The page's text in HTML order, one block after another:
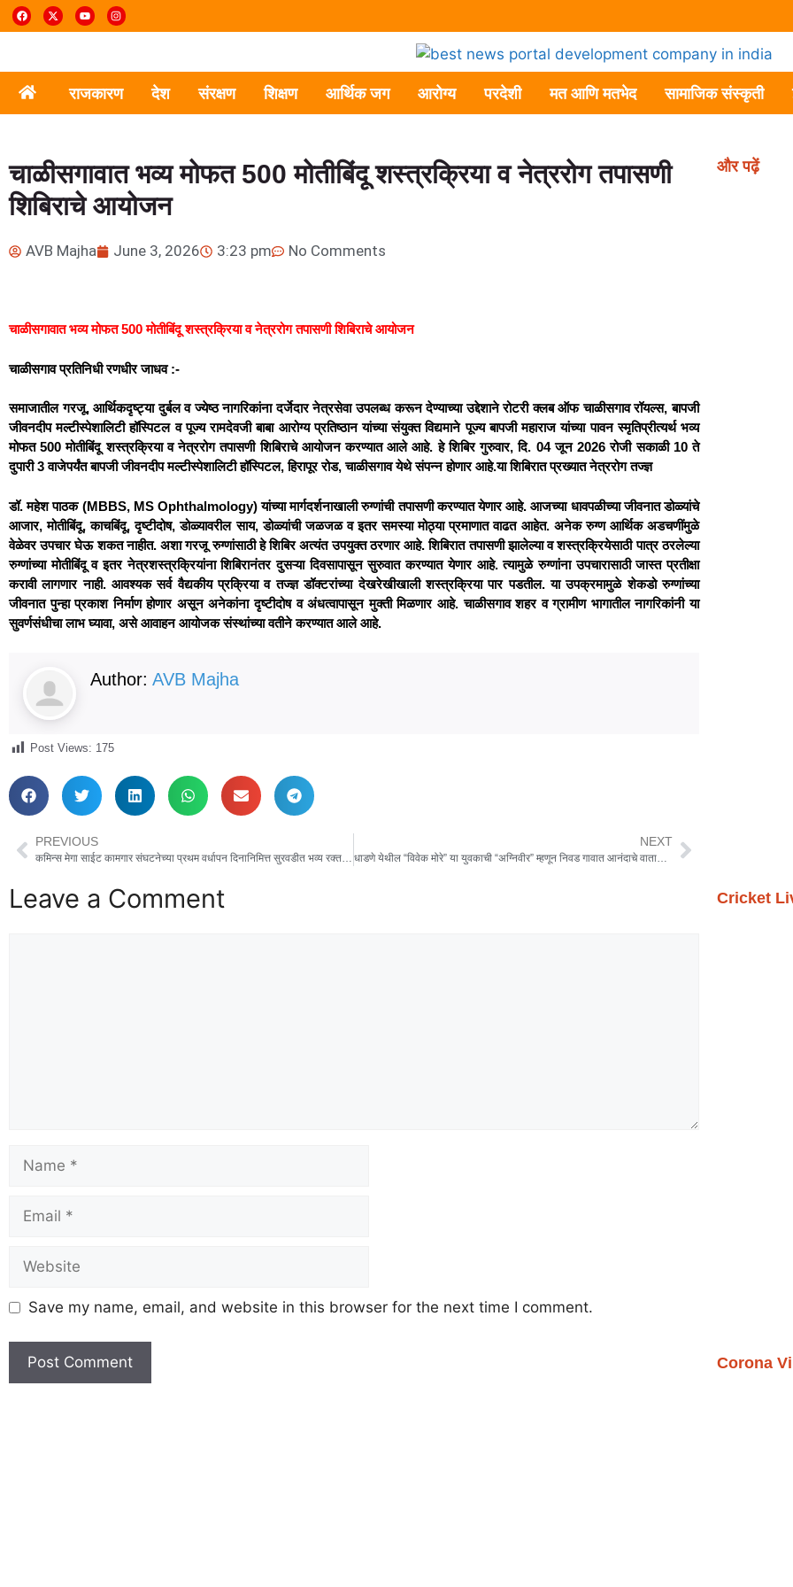
राजकारण देश संरक्षण शिक्षण आर्थिक जग आरोग्य परदेशी मत आणि मतभेद सामाजिक संस्कृती
चाळीसगावात भव्य मोफत 500 मोतीबिंदू शस्त्रक्रिया व नेत्ररोग तपासणी
शिबिराचे आयोजन
AVB Majha June 3, 2026 3:23 pm No Comments
चाळीसगावात भव्य मोफत 500 मोतीबिंदू शस्त्रक्रिया व नेत्ररोग तपासणी शिबिराचे आयोजन
चाळीसगाव प्रतिनिधी रणधीर जाधव :-
समाजातील गरजू, आर्थिकदृष्ट्या दुर्बल व ज्येष्ठ नागरिकांना दर्जेदार नेत्रसेवा उपलब्ध करून देण्याच्या उद्देशाने रोटरी क्लब ऑफ चाळीसगाव रॉयल्स, बापजी
जीवनदीप मल्टीस्पेशालिटी हॉस्पिटल व पूज्य रामदेवजी बाबा आरोग्य प्रतिष्ठान यांच्या संयुक्त विद्यमाने पूज्य बापजी महाराज यांच्या पावन स्मृतिप्रीत्यर्थ भव्य
मोफत 500 मोतीबिंदू शस्त्रक्रिया व नेत्ररोग तपासणी शिबिराचे आयोजन करण्यात आले आहे. हे शिबिर गुरुवार, दि. 04 जून 2026 रोजी सकाळी 10 ते
दुपारी 3 वाजेपर्यंत बापजी जीवनदीप मल्टीस्पेशालिटी हॉस्पिटल, हिरापूर रोड, चाळीसगाव येथे संपन्न होणार आहे.या शिबिरात प्रख्यात नेत्ररोग तज्ज्ञ
डॉ. महेश पाठक (MBBS, MS Ophthalmology) यांच्या मार्गदर्शनाखाली रुग्णांची तपासणी करण्यात येणार आहे. आजच्या धावपळीच्या जीवनात डोळ्यांचे
आजार, मोतीबिंदू, काचबिंदू, दृष्टीदोष, डोळ्यावरील साय, डोळ्यांची जळजळ व इतर समस्या मोठ्या प्रमाणात वाढत आहेत. अनेक रुग्ण आर्थिक अडचणींमुळे
वेळेवर उपचार घेऊ शकत नाहीत. अशा गरजू रुग्णांसाठी हे शिबिर अत्यंत उपयुक्त ठरणार आहे. शिबिरात तपासणी झालेल्या व शस्त्रक्रियेसाठी पात्र ठरलेल्या
रुग्णांच्या मोतीबिंदू व इतर नेत्रशस्त्रक्रियांना शिबिरानंतर दुसऱ्या दिवसापासून सुरुवात करण्यात येणार आहे. त्यामुळे रुग्णांना उपचारासाठी जास्त प्रतीक्षा
करावी लागणार नाही. आवश्यक सर्व वैद्यकीय प्रक्रिया व तज्ज्ञ डॉक्टरांच्या देखरेखीखाली शस्त्रक्रिया पार पडतील. या उपक्रमामुळे शेकडो रुग्णांच्या
जीवनात पुन्हा प्रकाश निर्माण होणार असून अनेकांना दृष्टीदोष व अंधत्वापासून मुक्ती मिळणार आहे. चाळीसगाव शहर व ग्रामीण भागातील नागरिकांनी या
सुवर्णसंधीचा लाभ घ्यावा, असे आवाहन आयोजक संस्थांच्या वतीने करण्यात आले आहे.
Author: AVB Majha
Post Views: 175
PREVIOUS
कमिन्स मेगा साईट कामगार संघटनेच्या प्रथम वर्धापन दिनानिमित्त सुरवडीत भव्य रक्तदान शिबिर; सामाजिक बांधिलकीचा आदर्श
NEXT
धाडणे येथील “विवेक मोरे” या युवकाची “अग्निवीर” म्हणून निवड गावात आनंदाचे वातावरण.
Leave a Comment
Save my name, email, and website in this browser for the next time I comment.
और पढ़ें
Cricket
Corona